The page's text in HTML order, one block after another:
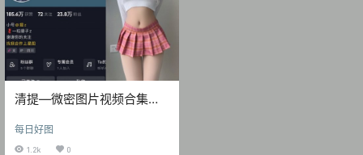
清提—微密图片视频合集
每日好图
1.2k 0